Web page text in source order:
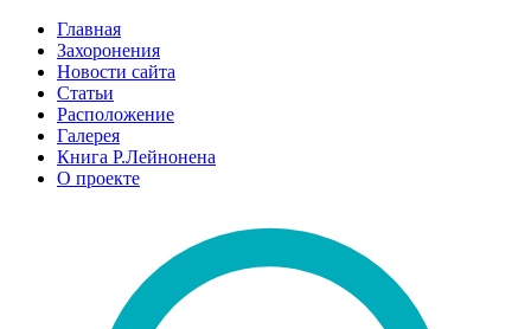
Главная
Захоронения
Новости сайта
Статьи
Расположение
Галерея
Книга Р.Лейнонена
О проекте